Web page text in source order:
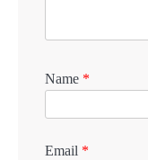
Name *
Email *